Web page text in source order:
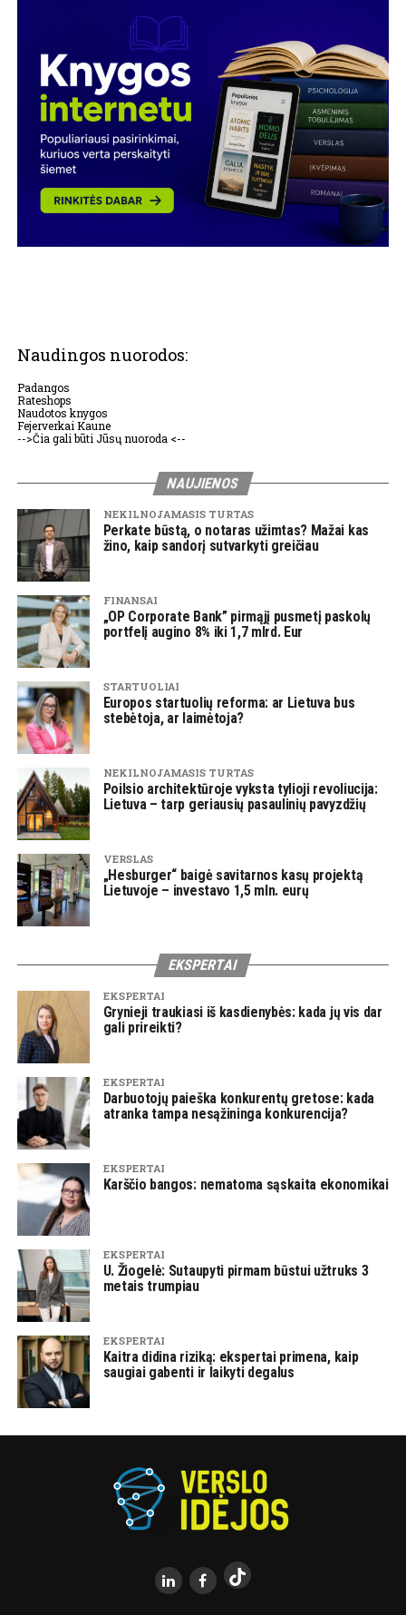
Naudingos nuorodos:
Padangos
Rateshops
Naudotos knygos
Fejerverkai Kaune
-->Čia gali būti Jūsų nuoroda <--
NAUJIENOS
NEKILNOJAMASIS TURTAS
Perkate būstą, o notaras užimtas? Mažai kas
žino, kaip sandorį sutvarkyti greičiau
FINANSAI
„OP Corporate Bank” pirmąjį pusmetį paskolų
portfelį augino 8% iki 1,7 mlrd. Eur
STARTUOLIAI
Europos startuolių reforma: ar Lietuva bus
stebėtoja, ar laimėtoja?
NEKILNOJAMASIS TURTAS
Poilsio architektūroje vyksta tylioji revoliucija:
Lietuva – tarp geriausių pasaulinių pavyzdžių
VERSLAS
„Hesburger“ baigė savitarnos kasų projektą
Lietuvoje – investavo 1,5 mln. eurų
EKSPERTAI
EKSPERTAI
Grynieji traukiasi iš kasdienybės: kada jų vis dar
gali prireikti?
EKSPERTAI
Darbuotojų paieška konkurentų gretose: kada
atranka tampa nesąžininga konkurencija?
EKSPERTAI
Karščio bangos: nematoma sąskaita ekonomikai
EKSPERTAI
U. Žiogelė: Sutaupyti pirmam būstui užtruks 3
metais trumpiau
EKSPERTAI
Kaitra didina riziką: ekspertai primena, kaip
saugiai gabenti ir laikyti degalus